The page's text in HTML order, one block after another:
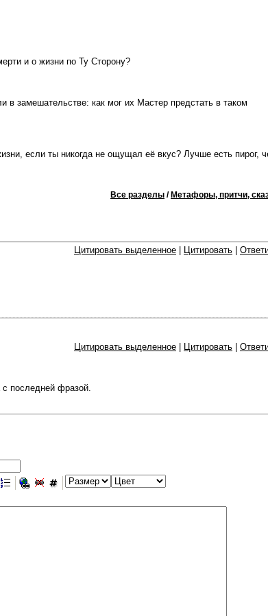
и о жизни по Ту Сторону?
в замешательстве: как мог их Мастер предстать в таком
если ты никогда не ощущал её вкус? Лучше есть пирог,
Все разделы / Метафоры, притчи,
Цитировать выделенное Цитировать
Цитировать выделенное Цитировать
последней фразой.